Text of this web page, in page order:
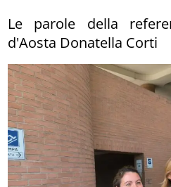
Le parole della
d'Aosta Donatella Corti